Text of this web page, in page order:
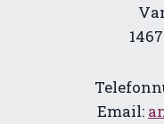
Email: